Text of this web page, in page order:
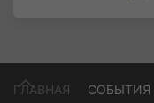
ГЛАВНАЯ СОБЫТИЯ